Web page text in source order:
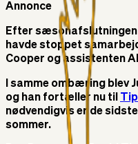
Annonce
Efter sæsonafslutningen
havde stoppet
Cooper og assistenten
I samme ombæring blev
og han fortæller nu til
nødvendigvis er de
sommer.